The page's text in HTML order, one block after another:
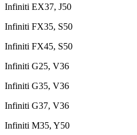
Infiniti EX37, J50
Infiniti FX35, S50
Infiniti FX45, S50
Infiniti G25, V36
Infiniti G35, V36
Infiniti G37, V36
Infiniti M35, Y50